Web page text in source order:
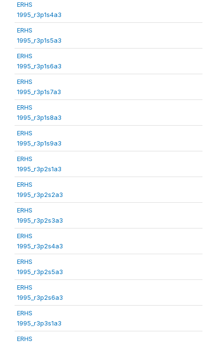
ERHS
1995_r3p1s4a3
ERHS
1995_r3p1s5a3
ERHS
1995_r3p1s6a3
ERHS
1995_r3p1s7a3
ERHS
1995_r3p1s8a3
ERHS
1995_r3p1s9a3
ERHS
1995_r3p2s1a3
ERHS
1995_r3p2s2a3
ERHS
1995_r3p2s3a3
ERHS
1995_r3p2s4a3
ERHS
1995_r3p2s5a3
ERHS
1995_r3p2s6a3
ERHS
1995_r3p3s1a3
ERHS